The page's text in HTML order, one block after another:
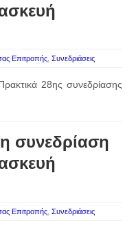
Επιτροπής Συνεδριάσεις
28ης συνεδρίασης
συνεδρίαση
Επιτροπής Συνεδριάσεις